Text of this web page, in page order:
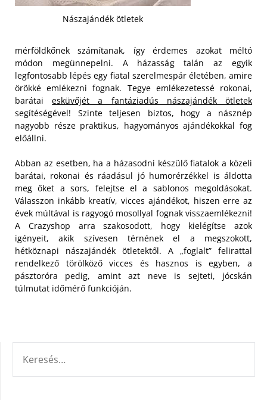
Nászajándék ötletek
mérföldkőnek számítanak, így érdemes azokat méltó
módon megünnepelni. A házasság talán az egyik
legfontosabb lépés egy fiatal szerelmespár életében, amire
örökké emlékezni fognak. Tegye emlékezetessé rokonai,
barátaiesküvőjét a fantáziadús nászajándék ötletek
segítéségével! Szinte teljesen biztos, hogy a násznép
nagyobb része praktikus, hagyományos ajándékokkal fog
előállni.
Abban az esetben, ha a házasodni készülő fiatalok a közeli
barátai, rokonai és ráadásul jó humorérzékkel is áldotta
meg őket a sors, felejtse el a sablonos megoldásokat.
Válasszon inkább kreatív, vicces ajándékot, hiszen erre az
évek múltával is ragyogó mosollyal fognak visszaemlékezni!
A Crazyshop arra szakosodott, hogy kielégítse azok
igényeit, akik szívesen térnének el a megszokott,
hétköznapi nászajándék ötletektől. A „foglalt” felirattal
rendelkező törölköző vicces és hasznos is egyben, a
pásztoróra pedig, amint azt neve is sejteti, jócskán
túlmutat időmérő funkcióján.